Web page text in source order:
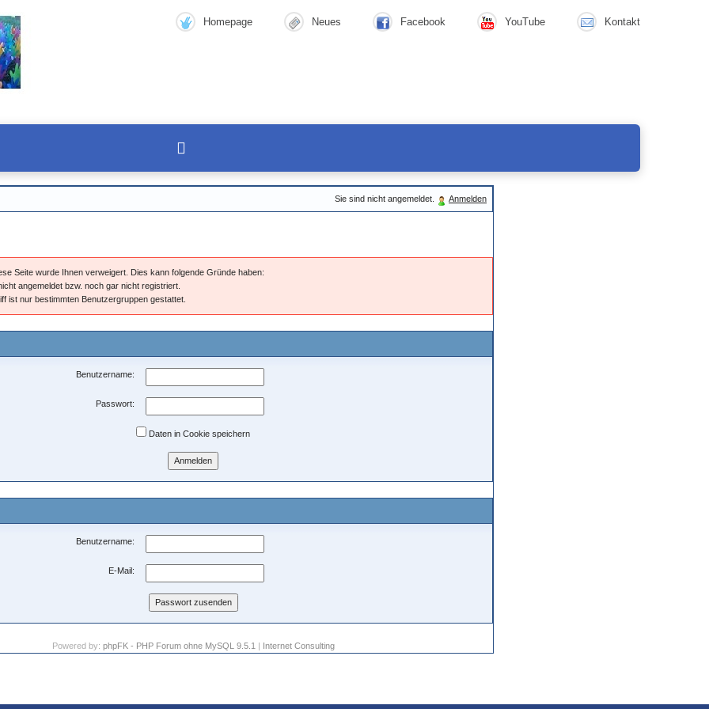
Homepage Neues Facebook YouTube Kontakt
Sie sind nicht angemeldet. Anmelden
Seite wurde Ihnen verweigert. Dies kann folgende Gründe haben:
angemeldet bzw. noch gar nicht registriert.
ist nur bestimmten Benutzergruppen gestattet.
Benutzername:
Passwort:
Daten in Cookie speichern
Benutzername:
E-Mail:
Powered by: phpFK - PHP Forum ohne MySQL 9.5.1 | Internet Consulting